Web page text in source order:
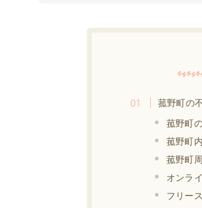
菰野町の
菰野町
菰野町
菰野町
オンラ
フリー